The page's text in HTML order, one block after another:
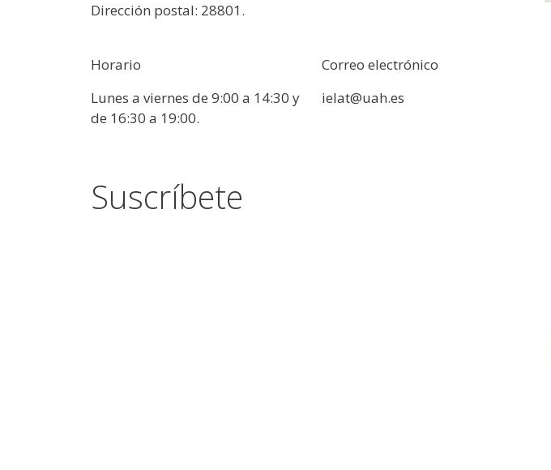
Dirección postal: 28801.
Horario
Lunes a viernes de 9:00 a 14:30 y
de 16:30 a 19:00.
Correo electrónico
ielat@uah.es
Suscríbete